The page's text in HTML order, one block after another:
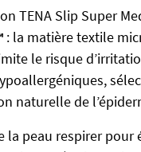
TENA Slip Super
: la matière textile
le risque
naturelle de
la peau respirer